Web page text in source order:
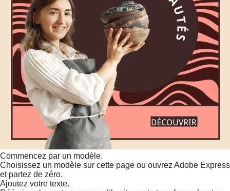
Commencez par un modèle.
Choisissez un modèle sur cette page ou ouvrez Adobe Express
et partez de zéro.
Ajoutez votre texte.